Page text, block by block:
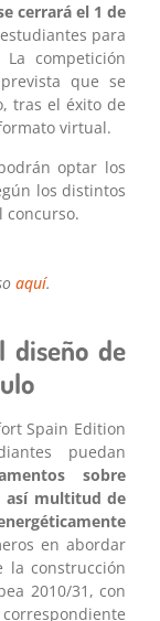
cerrará el 1 de
para
competición
que se
tras el éxito de
virtual.
optar los
los distintos
concurso.
aquí.
diseño de
Spain Edition
puedan
sobre
así multitud de
en abordar
la construcción
2010/31, con